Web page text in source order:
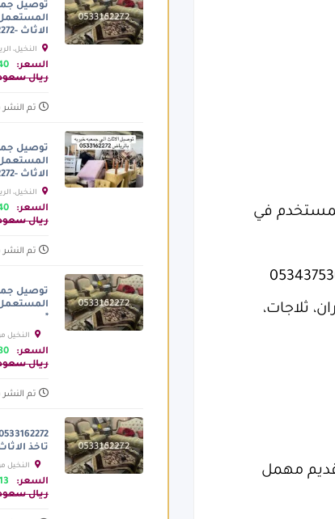
في
ثلاجات،
مهمل
توصيل
الاثاث -0533162272-
السعر: 140
ريال
تم النشر منذ
توصيل
الاثاث -0533162272-
السعر: 140
ريال
تم النشر منذ
توصيل
*
النخيل
السعر: 180
ريال
تم النشر منذ
تاخذ
النخيل
السعر: 213
ريال